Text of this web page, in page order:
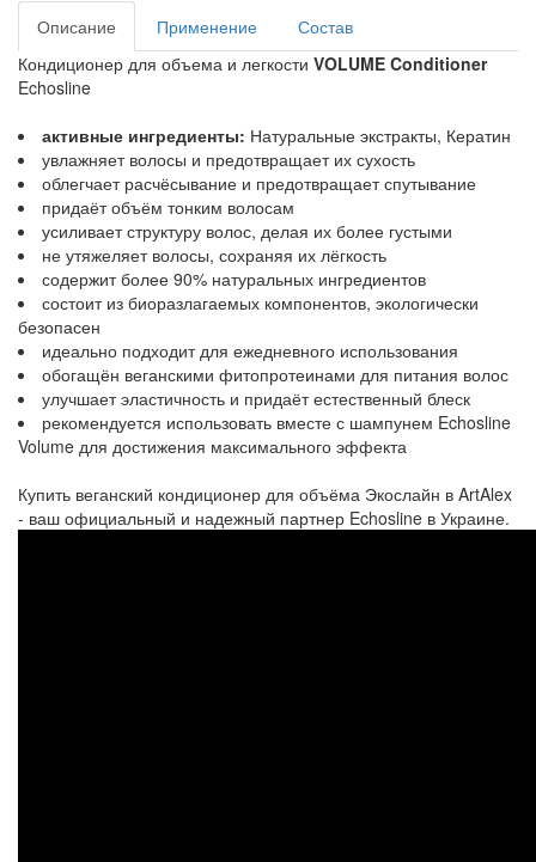
Описание Применение
Состав
Кондиционер для объема и легкости VOLUME Conditioner
Echosline
активные ингредиенты: Натуральные экстракты, Кератин
увлажняет волосы и предотвращает их сухость
облегчает расчёсывание и предотвращает спутывание
придаёт объём тонким волосам
усиливает структуру волос, делая их более густыми
не утяжеляет волосы, сохраняя их лёгкость
содержит более 90% натуральных ингредиентов
состоит из биоразлагаемых компонентов, экологически
безопасен
идеально подходит для ежедневного использования
обогащён веганскими фитопротеинами для питания волос
улучшает эластичность и придаёт естественный блеск
рекомендуется использовать вместе с шампунем Echosline
Volume для достижения максимального эффекта
Купить веганский кондиционер для объёма Экослайн в ArtAlex
- ваш официальный и надежный партнер Echosline в Украине.